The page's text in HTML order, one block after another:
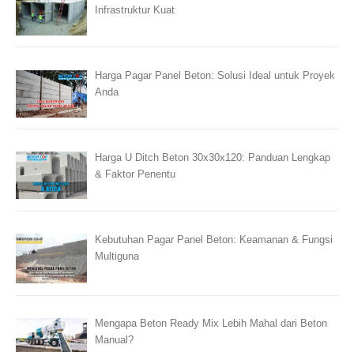
Infrastruktur Kuat
Harga Pagar Panel Beton: Solusi Ideal untuk Proyek
Anda
Harga U Ditch Beton 30x30x120: Panduan Lengkap
& Faktor Penentu
Kebutuhan Pagar Panel Beton: Keamanan & Fungsi
Multiguna
Mengapa Beton Ready Mix Lebih Mahal dari Beton
Manual?